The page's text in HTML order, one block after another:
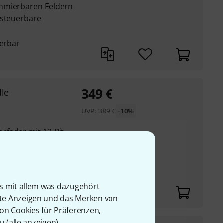
mit allem was dazugehört
Anzeigen und das Merken von
Cookies für Präferenzen,
Feldern
mit 12-Bit
349 €
UVP: 389 € -10%